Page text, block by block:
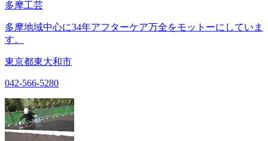
多摩工芸
多摩地域中心に34年アフターケア万全をモットーにしていま
す。
東京都東大和市
042-566-5280